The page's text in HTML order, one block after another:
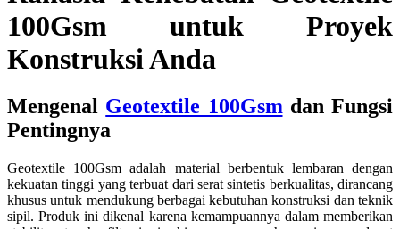
100Gsm untuk Proyek
Konstruksi Anda
Mengenal Geotextile 100Gsm dan Fungsi
Pentingnya
Geotextile 100Gsm adalah material berbentuk lembaran dengan
kekuatan tinggi yang terbuat dari serat sintetis berkualitas, dirancang
khusus untuk mendukung berbagai kebutuhan konstruksi dan teknik
sipil. Produk ini dikenal karena kemampuannya dalam memberikan